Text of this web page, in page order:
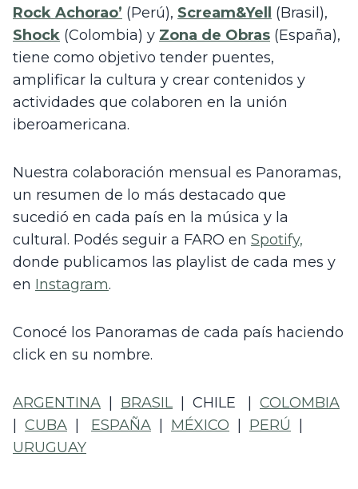
Rock Achorao’ (Perú), Scream&Yell
Shock (Colombia) y Zona de Obras (España),
tiene como objetivo tender puentes,
amplificar la cultura y crear contenidos y
actividades que colaboren en la unión
iberoamericana.
Nuestra colaboración mensual es Panoramas,
un resumen de lo más destacado que
sucedió en cada país en la música y la
cultural. Podés seguir a FARO en Spotify,
donde publicamos las playlist de cada mes y
en Instagram.
Conocé los Panoramas de cada país haciendo
click en su nombre.
ARGENTINA BRASIL
  |  CHILE   |
COLOMBIA
CUBA ESPAÑA MÉXICO PERÚ
URUGUAY